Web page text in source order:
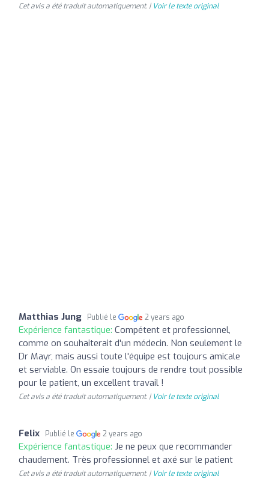
Cet avis a été traduit automatiquement. | Voir le texte original
Matthias Jung Publié le 2 years ago
Expérience fantastique: Compétent et professionnel,
comme on souhaiterait d'un médecin. Non seulement le
Dr Mayr, mais aussi toute l'équipe est toujours amicale
et serviable. On essaie toujours de rendre tout possible
pour le patient, un excellent travail !
Cet avis a été traduit automatiquement. | Voir le texte original
Felix Publié le 2 years ago
Expérience fantastique: Je ne peux que recommander
chaudement. Très professionnel et axé sur le patient
Cet avis a été traduit automatiquement. | Voir le texte original